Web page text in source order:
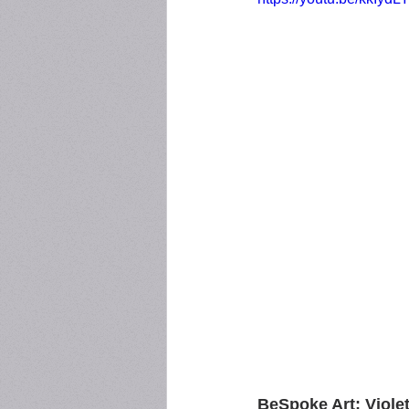
BeSpoke Art: Violet